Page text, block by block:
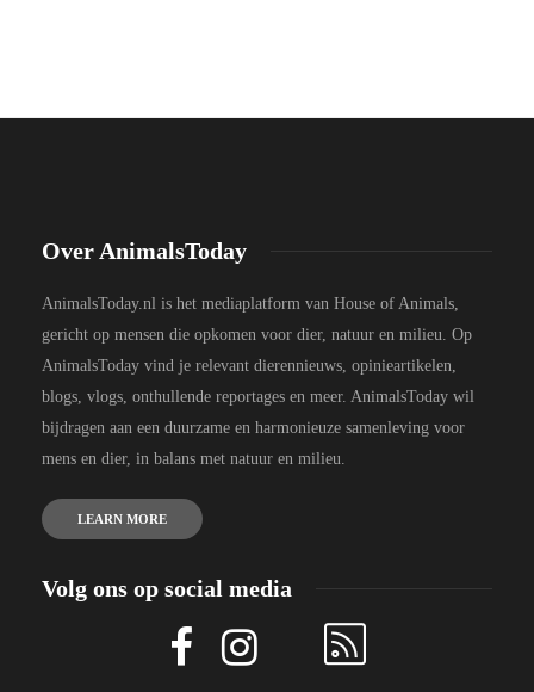
Over AnimalsToday
AnimalsToday.nl is het mediaplatform van House of Animals,
gericht op mensen die opkomen voor dier, natuur en milieu. Op
AnimalsToday vind je relevant dierennieuws, opinieartikelen,
blogs, vlogs, onthullende reportages en meer. AnimalsToday wil
bijdragen aan een duurzame en harmonieuze samenleving voor
mens en dier, in balans met natuur en milieu.
LEARN MORE
Volg ons op social media